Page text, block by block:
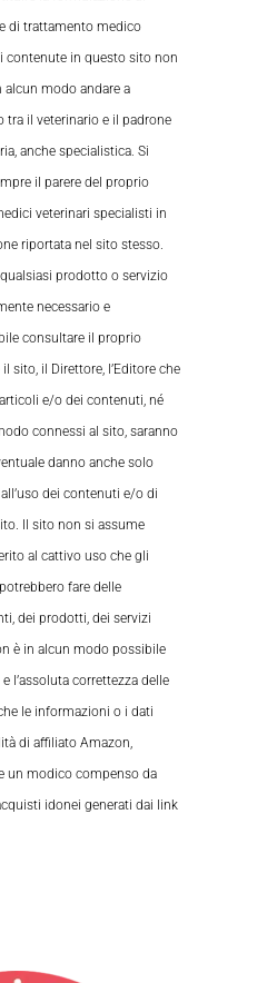
di trattamento medico
contenute in questo sito non
modo andare a
il veterinario e il padrone
anche specialistica. Si
il parere del proprio
veterinari specialisti in
riportata nel sito stesso.
prodotto o servizio
necessario e
consultare il proprio
sito, il Direttore, l’Editore che
e/o dei contenuti, né
connessi al sito, saranno
danno anche solo
dei contenuti e/o di
Il sito non si assume
al cattivo uso che gli
fare delle
dei prodotti, dei servizi
è in alcun modo possibile
l’assoluta correttezza delle
le informazioni o i dati
di affiliato Amazon,
un modico compenso da
idonei generati dai link